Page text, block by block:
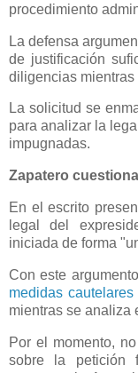
procedimiento
La defensa
de justificación
diligencias
La solicitud se
para analizar la
impugnadas.
Zapatero
En el escrito
legal del
iniciada de forma
Con este
medidas cautelares
mientras se analiza
Por el momento,
sobre la petición